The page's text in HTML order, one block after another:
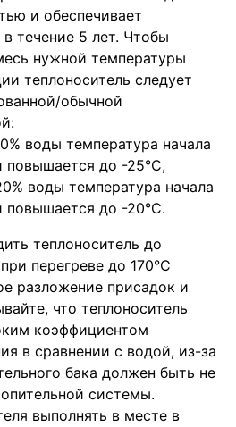
и обеспечивает
течение 5 лет. Чтобы
нужной температуры
теплоноситель следует
обычной
воды температура начала
повышается до -25°С,
воды температура начала
повышается до -20°С.
теплоноситель до
перегреве до 170°С
разложение присадок и
что теплоноситель
коэффициентом
в сравнении с водой, из-за
бака должен быть не
системы.
выполнять в месте в